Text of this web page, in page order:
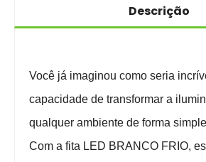
Descrição
Você já imaginou como seria
capacidade de transformar a
qualquer ambiente de forma
Com a fita LED BRANCO FRIO,